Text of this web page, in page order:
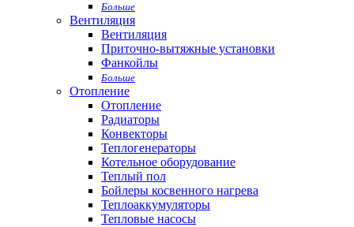
Больше
Вентиляция
Вентиляция
Приточно-вытяжные установки
Фанкойлы
Больше
Отопление
Отопление
Радиаторы
Конвекторы
Теплогенераторы
Котельное оборудование
Теплый пол
Бойлеры косвенного нагрева
Теплоаккумуляторы
Тепловые насосы